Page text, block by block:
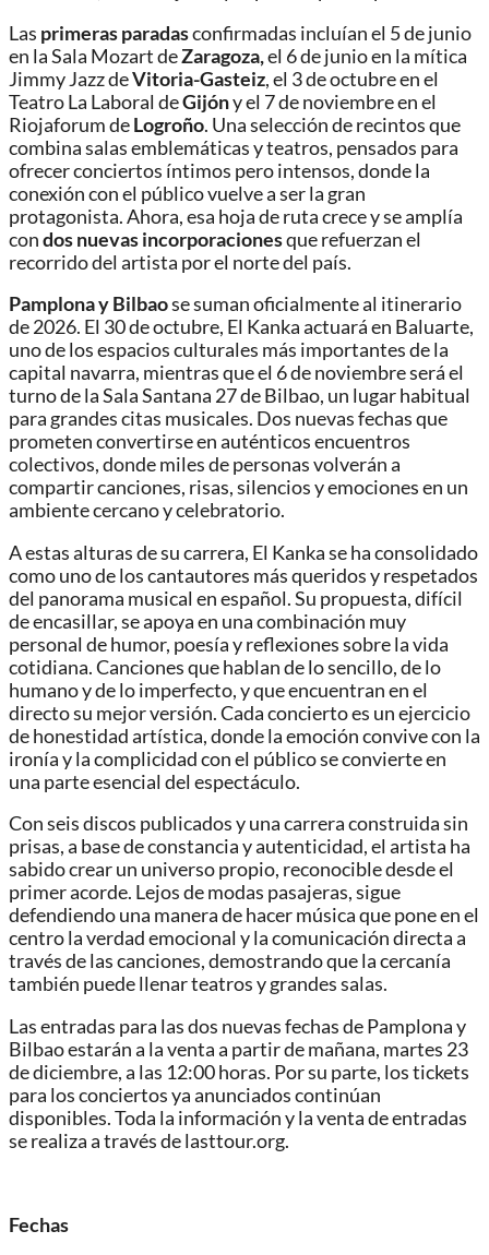
Las primeras paradasconfirmadas incluían el 5 de junio
en la Sala Mozart deZaragoza,el 6 de junio en la mítica
Jimmy Jazz deVitoria-Gasteiz, el 3 de octubre en el
Teatro La Laboral deGijóny el 7 de noviembre en el
Riojaforum deLogroño. Una selección de recintos que
combina salas emblemáticas y teatros, pensados para
ofrecer conciertos íntimos pero intensos, donde la
conexión con el público vuelve a ser la gran
protagonista. Ahora, esa hoja de ruta crece y se amplía
condos nuevas incorporacionesque refuerzan el
recorrido del artista por el norte del país.
Pamplona y Bilbaose suman oficialmente al itinerario
de 2026. El 30 de octubre, El Kanka actuará en Baluarte,
uno de los espacios culturales más importantes de la
capital navarra, mientras que el 6 de noviembre será el
turno de la Sala Santana 27 de Bilbao, un lugar habitual
para grandes citas musicales. Dos nuevas fechas que
prometen convertirse en auténticos encuentros
colectivos, donde miles de personas volverán a
compartir canciones, risas, silencios y emociones en un
ambiente cercano y celebratorio.
A estas alturas de su carrera, El Kanka se ha consolidado
como uno de los cantautores más queridos y respetados
del panorama musical en español. Su propuesta, difícil
de encasillar, se apoya en una combinación muy
personal de humor, poesía y reflexiones sobre la vida
cotidiana. Canciones que hablan de lo sencillo, de lo
humano y de lo imperfecto, y que encuentran en el
directo su mejor versión. Cada concierto es un ejercicio
de honestidad artística, donde la emoción convive con la
ironía y la complicidad con el público se convierte en
una parte esencial del espectáculo.
Con seis discos publicados y una carrera construida sin
prisas, a base de constancia y autenticidad, el artista ha
sabido crear un universo propio, reconocible desde el
primer acorde. Lejos de modas pasajeras, sigue
defendiendo una manera de hacer música que pone en el
centro la verdad emocional y la comunicación directa a
través de las canciones, demostrando que la cercanía
también puede llenar teatros y grandes salas.
Las entradas para las dos nuevas fechas de Pamplona y
Bilbao estarán a la venta a partir de mañana, martes 23
de diciembre, a las 12:00 horas. Por su parte, los tickets
para los conciertos ya anunciados continúan
disponibles. Toda la información y la venta de entradas
se realiza a través de lasttour.org.
Fechas